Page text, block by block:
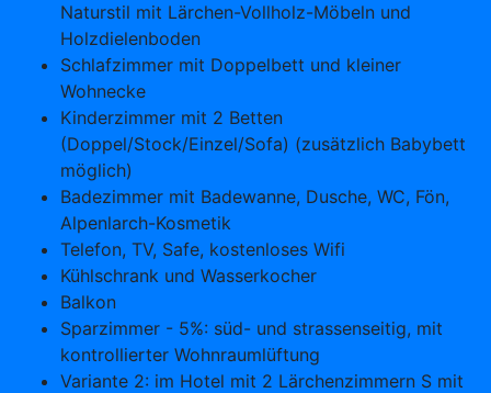
Naturstil mit Lärchen-Vollholz-Möbeln und
Holzdielenboden
Schlafzimmer mit Doppelbett und kleiner
Wohnecke
Kinderzimmer mit 2 Betten
(Doppel/Stock/Einzel/Sofa) (zusätzlich Babybett
möglich)
Badezimmer mit Badewanne, Dusche, WC, Fön,
Alpenlarch-Kosmetik
Telefon, TV, Safe, kostenloses Wifi
Kühlschrank und Wasserkocher
Balkon
Sparzimmer - 5%: süd- und strassenseitig, mit
kontrollierter Wohnraumlüftung
Variante 2: im Hotel mit 2 Lärchenzimmern S mit